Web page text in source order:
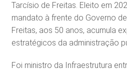
Tarcísio de Freitas. Eleito em
mandato à frente do Governo
Freitas, aos 50 anos, acumula
estratégicos da administração
Foi ministro da Infraestrutura